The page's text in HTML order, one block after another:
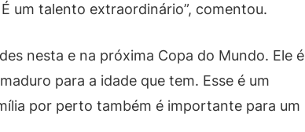
um talento extraordinário”, comentou.
nesta e na próxima Copa do Mundo. Ele é
para a idade que tem. Esse é um
por perto também é importante para um